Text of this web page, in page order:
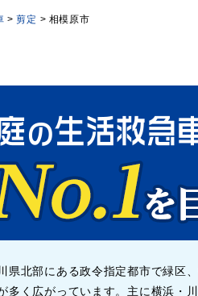
剪定 相模原市
県北部にある政令指定都市で緑区
多く広がっています。主に横浜・